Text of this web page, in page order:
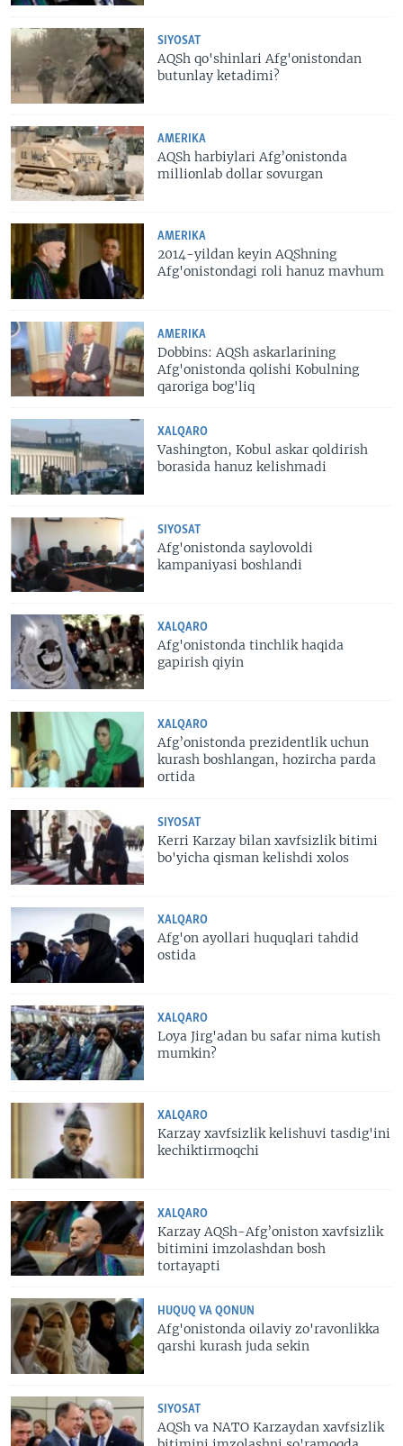
SIYOSAT
AQSh qo'shinlari Afg'onistondan
butunlay ketadimi?
AMERIKA
AQSh harbiylari Afg’onistonda
millionlab dollar sovurgan
AMERIKA
2014-yildan keyin AQShning
Afg'onistondagi roli hanuz mavhum
AMERIKA
Dobbins: AQSh askarlarining
Afg'onistonda qolishi Kobulning
qaroriga bog'liq
XALQARO
Vashington, Kobul askar qoldirish
borasida hanuz kelishmadi
SIYOSAT
Afg'onistonda saylovoldi
kampaniyasi boshlandi
XALQARO
Afg'onistonda tinchlik haqida
gapirish qiyin
XALQARO
Afg’onistonda prezidentlik uchun
kurash boshlangan, hozircha parda
ortida
SIYOSAT
Kerri Karzay bilan xavfsizlik bitimi
bo'yicha qisman kelishdi xolos
XALQARO
Afg'on ayollari huquqlari tahdid
ostida
XALQARO
Loya Jirg'adan bu safar nima kutish
mumkin?
XALQARO
Karzay xavfsizlik kelishuvi tasdig'ini
kechiktirmoqchi
XALQARO
Karzay AQSh-Afg’oniston xavfsizlik
bitimini imzolashdan bosh
tortayapti
HUQUQ VA QONUN
Afg'onistonda oilaviy zo'ravonlikka
qarshi kurash juda sekin
SIYOSAT
AQSh va NATO Karzaydan xavfsizlik